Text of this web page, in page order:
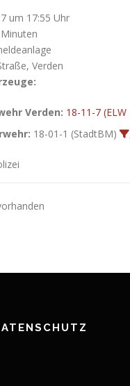
um 17:55 Uhr
Verden
Verden: 18-11-7 (ELW
18-01-1 (StadtBM)